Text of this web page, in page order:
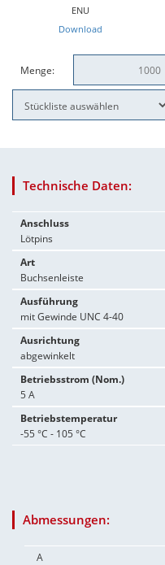
ENU
Download
Menge:
Technische Daten:
Anschluss
Lötpins
Art
Buchsenleiste
Ausführung
mit Gewinde UNC 4-40
Ausrichtung
abgewinkelt
Betriebsstrom (Nom.)
5 A
Betriebstemperatur
-55 °C - 105 °C
Abmessungen:
A